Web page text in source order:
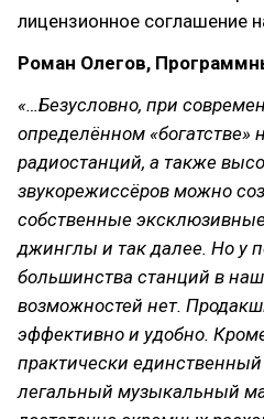
лицензионное соглашение
Роман Олегов,
«…Безусловно, при
определённом «богатстве»
радиостанций, а также
звукорежиссёров можно
собственные
джинглы и так далее. Но у
большинства станций в
возможностей нет.
эффективно и удобно.
практически
легальный музыкальный